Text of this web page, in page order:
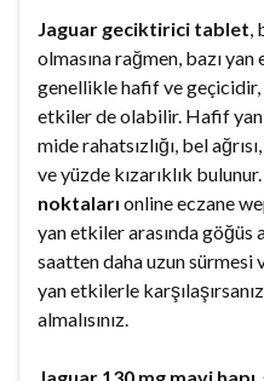
Jaguar geciktirici tablet,
olmasına rağmen, bazı
genellikle hafif ve
etkiler de olabilir. Hafif yan
mide rahatsızlığı, bel
ve yüzde kızarıklık bulunur.
noktaları online eczane
yan etkiler arasında göğüs
saatten daha uzun sürmesi
yan etkilerle
almalısınız.